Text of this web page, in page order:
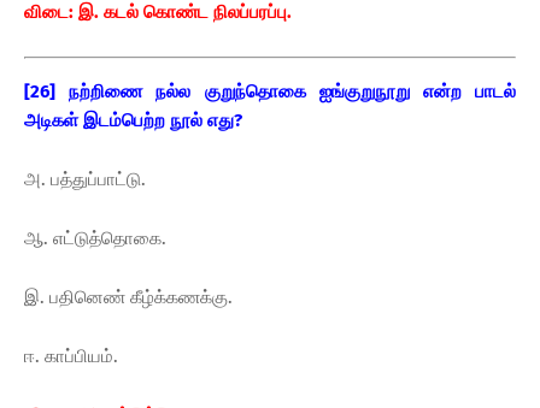
விடை: இ. கடல் கொண்ட நிலப்பரப்பு.
[26] நற்றிணை நல்ல குறுந்தொகை ஐங்குறுநூறு என்ற பாடல்
அடிகள் இடம்பெற்ற நூல் எது?
அ. பத்துப்பாட்டு.
ஆ. எட்டுத்தொகை.
இ. பதினெண் கீழ்க்கணக்கு.
ஈ. காப்பியம்.